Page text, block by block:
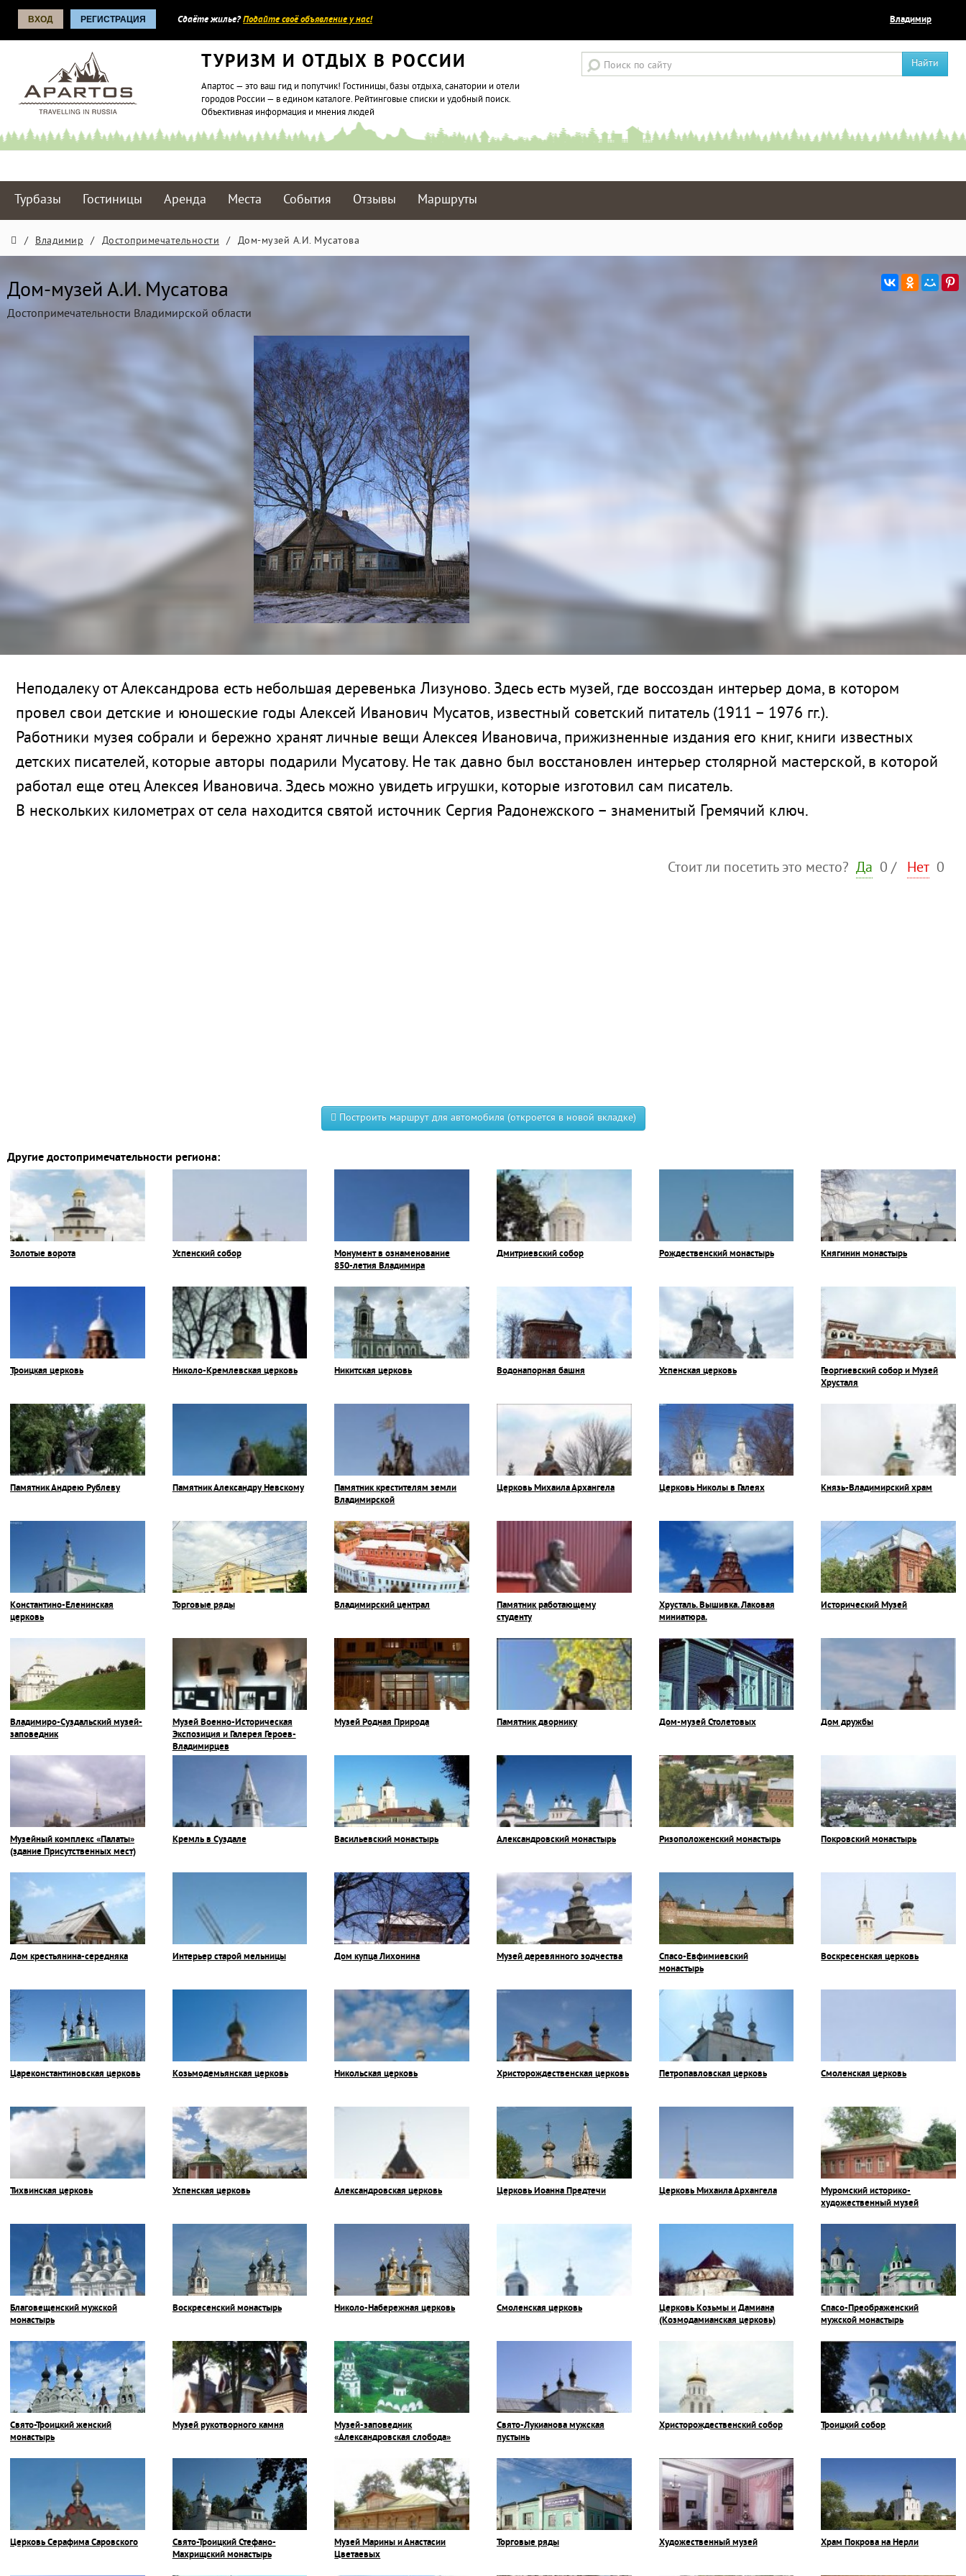
ВХОД РЕГИСТРАЦИЯ Сдаёте жилье?Подайте своё объявление у нас! Владимир
ТУРИЗМ И ОТДЫХ В РОССИИ
Апартос — это ваш гид и попутчик! Гостиницы, базы отдыха, санатории и отели
городов России — в едином каталоге. Рейтинговые списки и удобный поиск.
Объективная информация и мнения людей
Найти
Турбазы Гостиницы Аренда Места События Отзывы Маршруты
/ Владимир / Достопримечательности / Дом-музей А.И. Мусатова
Дом-музей А.И. Мусатова
Достопримечательности Владимирской области
Неподалеку от Александрова есть небольшая деревенька Лизуново. Здесь есть музей, где воссоздан интерьер дома, в котором
провел свои детские и юношеские годы Алексей Иванович Мусатов, известный советский питатель (1911 – 1976 гг.).
Работники музея собрали и бережно хранят личные вещи Алексея Ивановича, прижизненные издания его книг, книги известных
детских писателей, которые авторы подарили Мусатову. Не так давно был восстановлен интерьер столярной мастерской, в которой
работал еще отец Алексея Ивановича. Здесь можно увидеть игрушки, которые изготовил сам писатель.
В нескольких километрах от села находится святой источник Сергия Радонежского – знаменитый Гремячий ключ.
Стоит ли посетить это место? Да 0 / Нет 0
Построить маршрут для автомобиля (откроется в новой вкладке)
Другие достопримечательности региона:
Золотые ворота Успенский собор
Монумент в ознаменование
850-летия Владимира
Дмитриевский собор Рождественский монастырь Княгинин монастырь
Троицкая церковь Николо-Кремлевская церковь Никитская церковь Водонапорная башня Успенская церковь
Георгиевский собор и Музей
Хрусталя
Памятник Андрею Рублеву Памятник Александру Невскому
Памятник крестителям земли
Владимирской
Церковь Михаила Архангела Церковь Николы в Галеях Князь-Владимирский храм
Константино-Еленинская
церковь
Торговые ряды Владимирский централ
Памятник работающему
студенту
Хрусталь. Вышивка. Лаковая
миниатюра.
Исторический Музей
Владимиро-Суздальский музей-
заповедник
Музей Военно-Историческая
Экспозиция и Галерея Героев-
Владимирцев
Музей Родная Природа Памятник дворнику Дом-музей Столетовых Дом дружбы
Музейный комплекс «Палаты»
(здание Присутственных мест)
Кремль в Суздале Васильевский монастырь Александровский монастырь Ризоположенский монастырь Покровский монастырь
Дом крестьянина-середняка Интерьер старой мельницы Дом купца Лихонина Музей деревянного зодчества
Спасо-Евфимиевский
монастырь
Воскресенская церковь
Цареконстантиновская церковь Козьмодемьянская церковь Никольская церковь Христорождественская церковь Петропавловская церковь Смоленская церковь
Тихвинская церковь Успенская церковь Александровская церковь Церковь Иоанна Предтечи Церковь Михаила Архангела
Муромский историко-
художественный музей
Благовещенский мужской
монастырь
Воскресенский монастырь Николо-Набережная церковь Смоленская церковь
Церковь Козьмы и Дамиана
(Козмодамианская церковь)
Спасо-Преображенский
мужской монастырь
Свято-Троицкий женский
монастырь
Музей рукотворного камня
Музей-заповедник
«Александровская слобода»
Свято-Лукианова мужская
пустынь
Христорождественский собор Троицкий собор
Церковь Серафима Саровского
Свято-Троицкий Стефано-
Махрищский монастырь
Музей Марины и Анастасии
Цветаевых
Торговые ряды Художественный музей Храм Покрова на Нерли